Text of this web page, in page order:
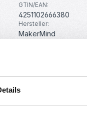
GTIN/EAN:
4251102666380
Hersteller:
MakerMind
mm Düse